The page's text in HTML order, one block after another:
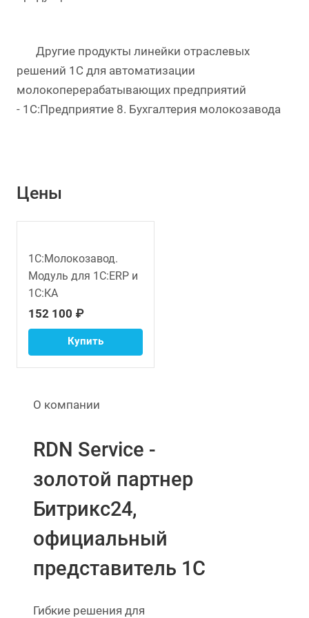
Другие продукты линейки отраслевых
решений 1С для автоматизации
молокоперерабатывающих предприятий
- 1С:Предприятие 8. Бухгалтерия молокозавода
Цены
1С:Молокозавод.
Модуль для 1С:ERP и
1С:КА
152 100 ₽
Купить
О компании
RDN Service -
золотой партнер
Битрикс24,
официальный
представитель 1С
Гибкие решения для